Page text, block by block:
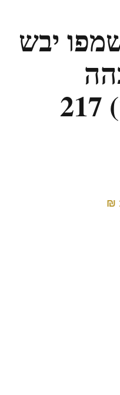
יבש
(דארק טונס) 217
₪